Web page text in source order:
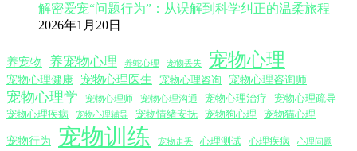
解密爱宠“问题行为”：从误解到科学纠正的温柔旅程
2026年1月20日
养宠物 养宠物心理 养蛇心理 宠物丢失 宠物心理
宠物心理健康 宠物心理医生 宠物心理咨询 宠物心理咨询师
宠物心理学 宠物心理师 宠物心理沟通 宠物心理治疗
宠物心理疏导
宠物心理疾病
宠物心理辅导 宠物情绪安抚 宠物狗心理 宠物猫心理
宠物行为 宠物训练 宠物走丢 心理测试 心理疾病 心理问题